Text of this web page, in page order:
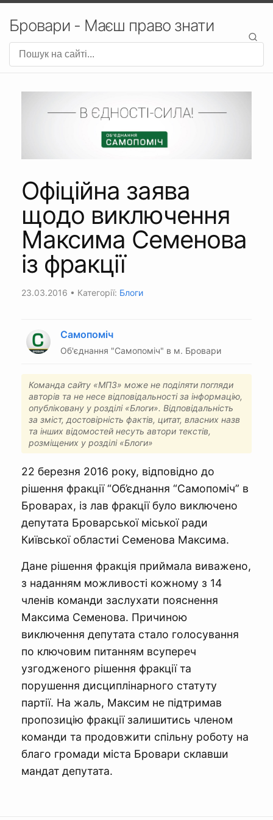
Бровари - Маєш право знати
Офіційна заява
щодо виключення
Максима Семенова
із фракції
23.03.2016 • Категорії: Блоги
Самопоміч
Об'єднання "Самопоміч" в м. Бровари
Команда сайту «МПЗ» може не поділяти погляди
авторів та не несе відповідальності за інформацію,
опубліковану у розділі «Блоги». Відповідальність
за зміст, достовірність фактів, цитат, власних назв
та інших відомостей несуть автори текстів,
розміщених у розділі «Блоги»
22 березня 2016 року, відповідно до
рішення фракції “Об’єднання “Самопоміч” в
Броварах, із лав фракції було виключено
депутата Броварської міської ради
Київської областиі Семенова Максима.
Дане рішення фракція приймала виважено,
з наданням можливості кожному з 14
членів команди заслухати пояснення
Максима Семенова. Причиною
виключення депутата стало голосування
по ключовим питанням всупереч
узгодженого рішення фракції та
порушення дисциплінарного статуту
партії. На жаль, Максим не підтримав
пропозицію фракції залишитись членом
команди та продовжити спільну роботу на
благо громади міста Бровари склавши
мандат депутата.